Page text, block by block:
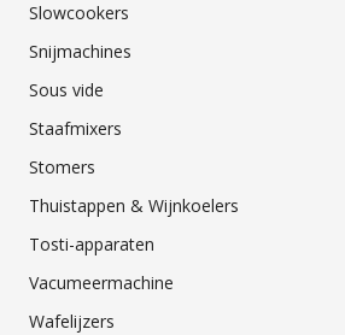
Slowcookers
Snijmachines
Sous vide
Staafmixers
Stomers
Thuistappen & Wijnkoelers
Tosti-apparaten
Vacumeermachine
Wafelijzers